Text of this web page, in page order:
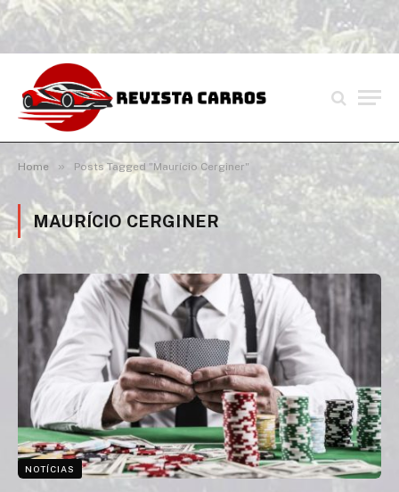
Home » Posts Tagged "Maurício Cerginer"
MAURÍCIO CERGINER
NOTÍCIAS